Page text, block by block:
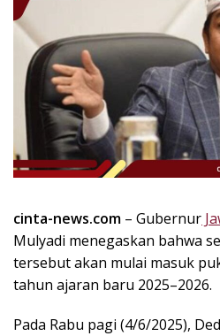
T
e
k
i
,
e
n
u
h
n
cinta-news.com – Gubernur
Mulyadi menegaskan bahwa
tersebut akan mulai masuk
tahun ajaran baru 2025–2026.
Pada Rabu pagi (4/6/2025),